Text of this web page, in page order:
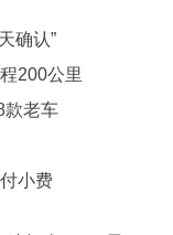
确认”
200公里
款老车
小费